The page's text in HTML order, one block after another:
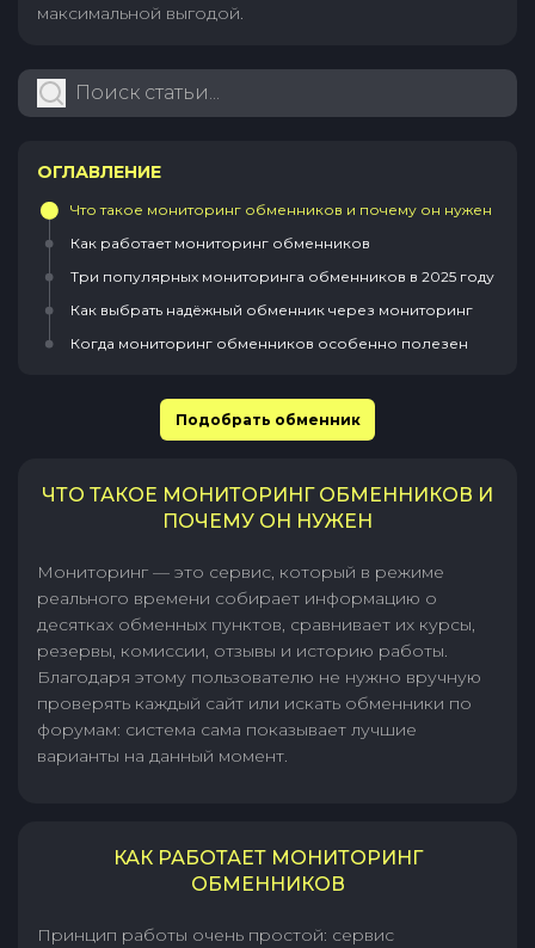
максимальной выгодой.
ОГЛАВЛЕНИЕ
Что такое мониторинг обменников и почему он нужен
Как работает мониторинг обменников
Три популярных мониторинга обменников в 2025 году
Как выбрать надёжный обменник через мониторинг
Когда мониторинг обменников особенно полезен
Подобрать обменник
ЧТО ТАКОЕ МОНИТОРИНГ ОБМЕННИКОВ И
ПОЧЕМУ ОН НУЖЕН
Мониторинг — это сервис, который в режиме
реального времени собирает информацию о
десятках обменных пунктов, сравнивает их курсы,
резервы, комиссии, отзывы и историю работы.
Благодаря этому пользователю не нужно вручную
проверять каждый сайт или искать обменники по
форумам: система сама показывает лучшие
варианты на данный момент.
КАК РАБОТАЕТ МОНИТОРИНГ
ОБМЕННИКОВ
Принцип работы очень простой: сервис